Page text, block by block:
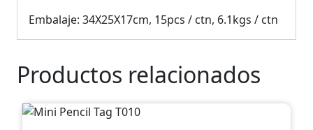
Embalaje: 34X25X17cm, 15pcs / ctn, 6.1kgs / ctn
Productos relacionados